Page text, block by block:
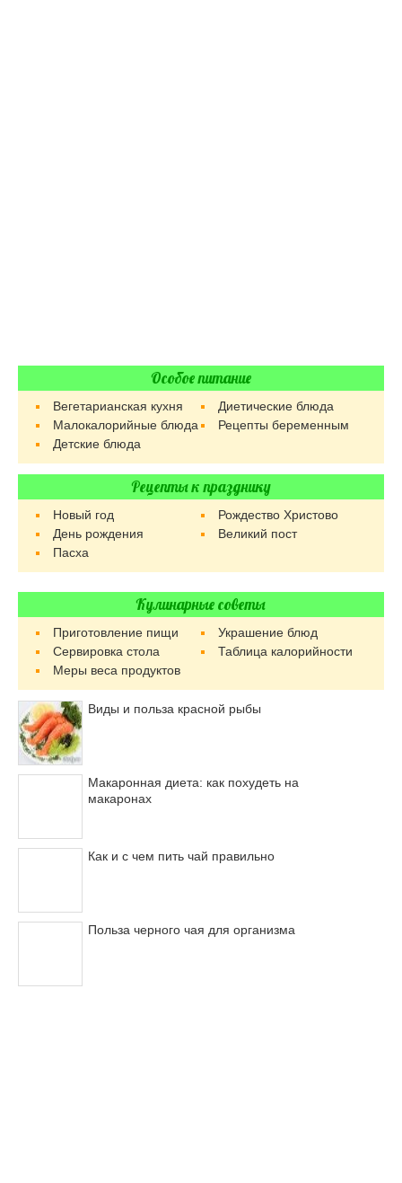
Особое питание
Вегетарианская кухня
Диетические блюда
Малокалорийные блюда
Рецепты беременным
Детские блюда
Рецепты к празднику
Новый год
Рождество Христово
День рождения
Великий пост
Пасха
Кулинарные советы
Приготовление пищи
Украшение блюд
Сервировка стола
Таблица калорийности
Меры веса продуктов
Виды и польза красной рыбы
Макаронная диета: как похудеть на
макаронах
Как и с чем пить чай правильно
Польза черного чая для организма